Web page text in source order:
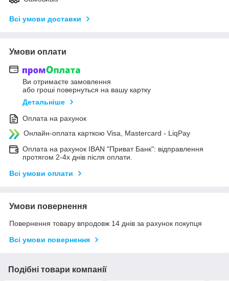
Всі умови доставки
Умови оплати
Ви отримаєте замовлення
або гроші повернуться на вашу картку
Детальніше
Оплата на рахунок
Онлайн-оплата карткою Visa, Mastercard - LiqPay
Оплата на рахунок IBAN "Приват Банк": відправлення
протягом 2-4х днів після оплати.
Всі умови оплати
Умови повернення
Повернення товару впродовж 14 днів за рахунок покупця
Всі умови повернення
Подібні товари компанії